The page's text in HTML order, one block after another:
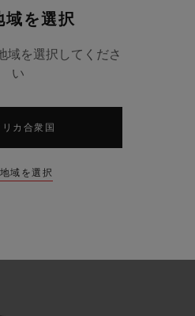
24時間測定において -2/+4
ーなどの複雑機構を備えた
格なクロノフィアブル（
品質への取り組みから生
ムに対するブランドの確
域を選択
域を選択してくださ
い
リカ合衆国
域を選択